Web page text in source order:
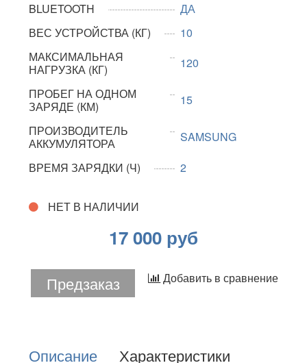
BLUETOOTH
ДА
ВЕС УСТРОЙСТВА (КГ)
10
МАКСИМАЛЬНАЯ
НАГРУЗКА (КГ)
120
ПРОБЕГ НА ОДНОМ
ЗАРЯДЕ (КМ)
15
ПРОИЗВОДИТЕЛЬ
АККУМУЛЯТОРА
SAMSUNG
ВРЕМЯ ЗАРЯДКИ (Ч)
2
НЕТ В НАЛИЧИИ
17 000 руб
Предзаказ Добавить в сравнение
Описание Характеристики